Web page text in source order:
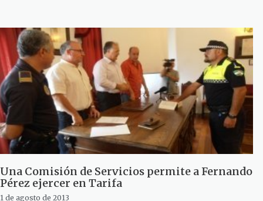
Una Comisión de Servicios permite a Fernando
Pérez ejercer en Tarifa
1 de agosto de 2013